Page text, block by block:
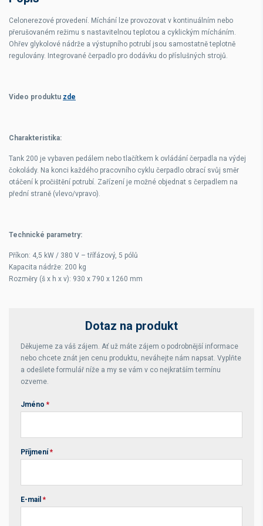
Celonerezové provedení. Míchání lze provozovat v kontinuálním nebo
přerušovaném režimu s nastavitelnou teplotou a cyklickým mícháním.
Ohřev glykolové nádrže a výstupního potrubí jsou samostatně teplotně
regulovány. Integrované čerpadlo pro dodávku do příslušných strojů.
Video produktu zde
Charakteristika:
Tank 200 je vybaven pedálem nebo tlačítkem k ovládání čerpadla na výdej
čokolády. Na konci každého pracovního cyklu čerpadlo obrací svůj směr
otáčení k pročištění potrubí. Zařízení je možné objednat s čerpadlem na
přední straně (vlevo/vpravo).
Technické parametry:
Příkon: 4,5 kW / 380 V – třífázový, 5 pólů
Kapacita nádrže: 200 kg
Rozměry (š x h x v): 930 x 790 x 1260 mm
Dotaz na produkt
Děkujeme za váš zájem. Ať už máte zájem o podrobnější informace
nebo chcete znát jen cenu produktu, neváhejte nám napsat. Vyplňte
a odešlete formulář níže a my se vám v co nejkratším termínu
ozveme.
Jméno *
Příjmení *
E-mail *